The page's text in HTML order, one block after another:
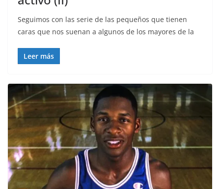
Seguimos con las serie de las pequeños que tienen
caras que nos suenan a algunos de los mayores de la
Leer más